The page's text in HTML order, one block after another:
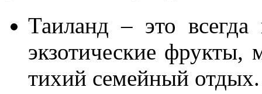
Таиланд – это
экзотические фрукты,
тихий семейный отдых.